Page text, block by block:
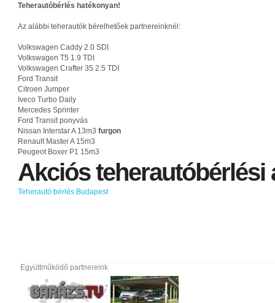
Teherautóbérlés hatékonyan!
Az alábbi teherautók bérelhetőek partnereinknél:
Volkswagen Caddy 2.0 SDI
Volkswagen T5 1.9 TDI
Volkswagen Crafter 35 2.5 TDI
Ford Transit
Citroen Jumper
Iveco Turbo Daily
Mercedes Sprinter
Ford Transit ponyvás
Nissan Interstar A 13m3 furgon
Renault Master A 15m3
Peugeot Boxer P1 15m3
Akciósteherautóbérlési
Teherautó bérlés Budapest
Együttműködő partnereink